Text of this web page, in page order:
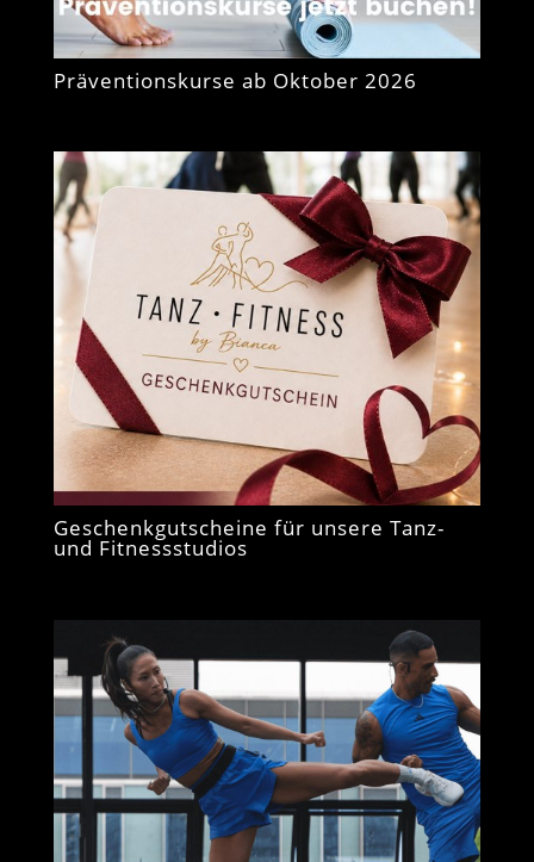
Präventionskurse ab Oktober 2026
Geschenkgutscheine für unsere Tanz-
und Fitnessstudios